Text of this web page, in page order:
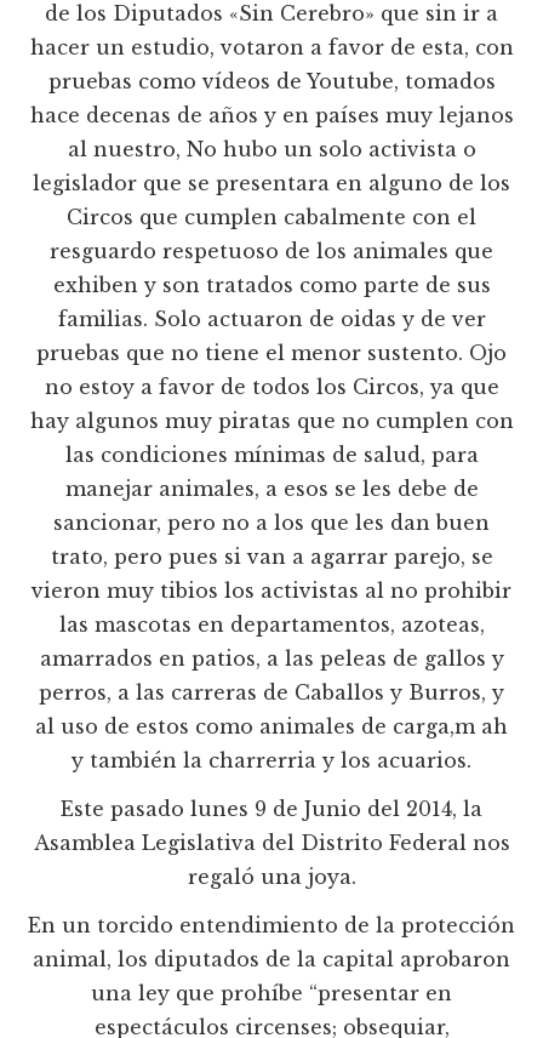
de los Diputados «Sin Cerebro» que sin ir a
hacer un estudio, votaron a favor de esta, con
pruebas como vídeos de Youtube, tomados
hace decenas de años y en países muy lejanos
al nuestro, No hubo un solo activista o
legislador que se presentara en alguno de los
Circos que cumplen cabalmente con el
resguardo respetuoso de los animales que
exhiben y son tratados como parte de sus
familias. Solo actuaron de oidas y de ver
pruebas que no tiene el menor sustento. Ojo
no estoy a favor de todos los Circos, ya que
hay algunos muy piratas que no cumplen con
las condiciones mínimas de salud, para
manejar animales, a esos se les debe de
sancionar, pero no a los que les dan buen
trato, pero pues si van a agarrar parejo, se
vieron muy tibios los activistas al no prohibir
las mascotas en departamentos, azoteas,
amarrados en patios, a las peleas de gallos y
perros, a las carreras de Caballos y Burros, y
al uso de estos como animales de carga,m ah
y también la charrerria y los acuarios.
Este pasado lunes 9 de Junio del 2014, la
Asamblea Legislativa del Distrito Federal nos
regaló una joya.
En un torcido entendimiento de la protección
animal, los diputados de la capital aprobaron
una ley que prohíbe “presentar en
espectáculos circenses; obsequiar,